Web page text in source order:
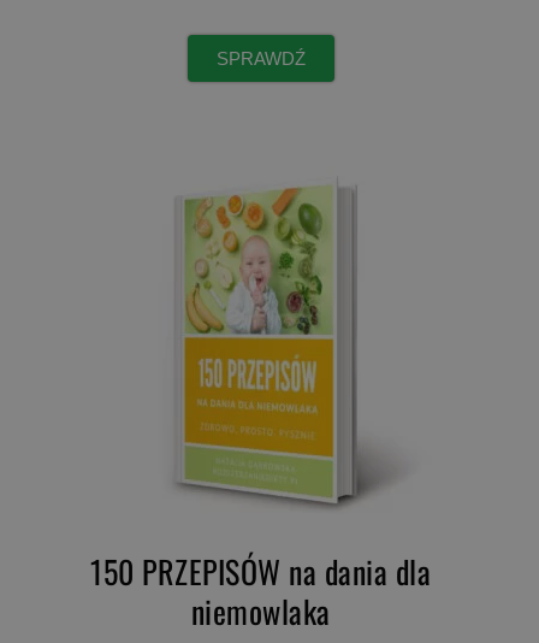
SPRAWDŹ
150 PRZEPISÓW na dania dla
niemowlaka